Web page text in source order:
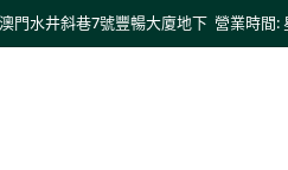
澳門水井斜巷7號豐暢大廈地下 營業時間: